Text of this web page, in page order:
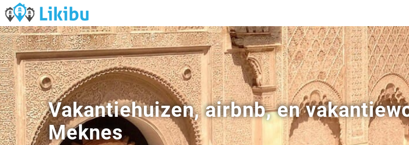
Vakantiehuizen, airbnb, en
Meknes